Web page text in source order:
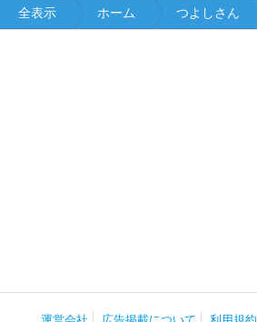
全表示 ホーム つよしさん